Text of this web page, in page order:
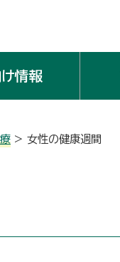
情報
> 女性の健康週間